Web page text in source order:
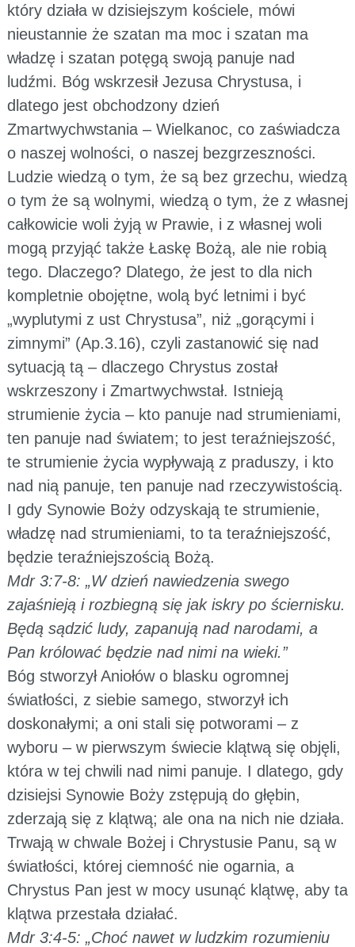
który działa w dzisiejszym kościele, mówi
nieustannie że szatan ma moc i szatan ma
władzę i szatan potęgą swoją panuje nad
ludźmi. Bóg wskrzesił Jezusa Chrystusa, i
dlatego jest obchodzony dzień
Zmartwychwstania – Wielkanoc, co zaświadcza
o naszej wolności, o naszej bezgrzeszności.
Ludzie wiedzą o tym, że są bez grzechu, wiedzą
o tym że są wolnymi, wiedzą o tym, że z własnej
całkowicie woli żyją w Prawie, i z własnej woli
mogą przyjąć także Łaskę Bożą, ale nie robią
tego. Dlaczego? Dlatego, że jest to dla nich
kompletnie obojętne, wolą być letnimi i być
„wyplutymi z ust Chrystusa”, niż „gorącymi i
zimnymi” (Ap.3.16), czyli zastanowić się nad
sytuacją tą – dlaczego Chrystus został
wskrzeszony i Zmartwychwstał. Istnieją
strumienie życia – kto panuje nad strumieniami,
ten panuje nad światem; to jest teraźniejszość,
te strumienie życia wypływają z praduszy, i kto
nad nią panuje, ten panuje nad rzeczywistością.
I gdy Synowie Boży odzyskają te strumienie,
władzę nad strumieniami, to ta teraźniejszość,
będzie teraźniejszością Bożą.
Mdr 3:7-8: „W dzień nawiedzenia swego
zajaśnieją i rozbiegną się jak iskry po ściernisku.
Będą sądzić ludy, zapanują nad narodami, a
Pan królować będzie nad nimi na wieki.”
Bóg stworzył Aniołów o blasku ogromnej
światłości, z siebie samego, stworzył ich
doskonałymi; a oni stali się potworami – z
wyboru – w pierwszym świecie klątwą się objęli,
która w tej chwili nad nimi panuje. I dlatego, gdy
dzisiejsi Synowie Boży zstępują do głębin,
zderzają się z klątwą; ale ona na nich nie działa.
Trwają w chwale Bożej i Chrystusie Panu, są w
światłości, której ciemność nie ogarnia, a
Chrystus Pan jest w mocy usunąć klątwę, aby ta
klątwa przestała działać.
Mdr 3:4-5: „Choć nawet w ludzkim rozumieniu